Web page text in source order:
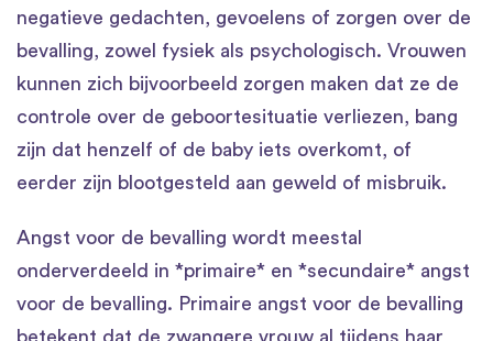
negatieve gedachten, gevoelens of zorgen over de
bevalling, zowel fysiek als psychologisch. Vrouwen
kunnen zich bijvoorbeeld zorgen maken dat ze de
controle over de geboortesituatie verliezen, bang
zijn dat henzelf of de baby iets overkomt, of
eerder zijn blootgesteld aan geweld of misbruik.
Angst voor de bevalling wordt meestal
onderverdeeld in *primaire* en *secundaire* angst
voor de bevalling. Primaire angst voor de bevalling
betekent dat de zwangere vrouw al tijdens haar